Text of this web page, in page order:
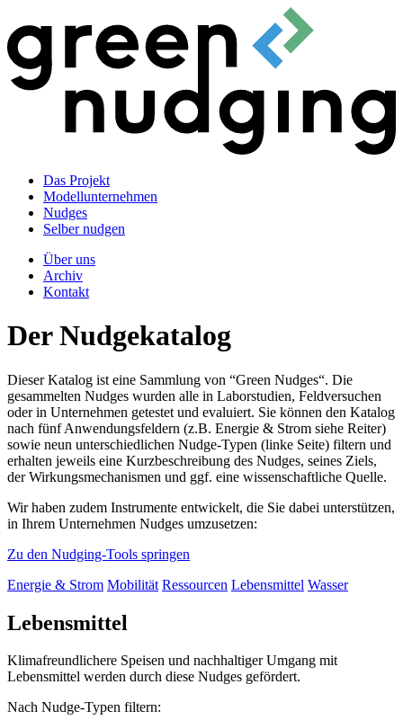
Das Projekt
Modellunternehmen
Nudges
Selber nudgen
Über uns
Archiv
Kontakt
Der Nudgekatalog
Dieser Katalog ist eine Sammlung von “Green Nudges“. Die
gesammelten Nudges wurden alle in Laborstudien, Feldversuchen
oder in Unternehmen getestet und evaluiert. Sie können den Katalog
nach fünf Anwendungsfeldern (z.B. Energie & Strom siehe Reiter)
sowie neun unterschiedlichen Nudge-Typen (linke Seite) filtern und
erhalten jeweils eine Kurzbeschreibung des Nudges, seines Ziels,
der Wirkungsmechanismen und ggf. eine wissenschaftliche Quelle.
Wir haben zudem Instrumente entwickelt, die Sie dabei unterstützen,
in Ihrem Unternehmen Nudges umzusetzen:
Zu den Nudging-Tools springen
Energie & Strom Mobilität Ressourcen Lebensmittel Wasser
Lebensmittel
Klimafreundlichere Speisen und nachhaltiger Umgang mit
Lebensmittel werden durch diese Nudges gefördert.
Nach Nudge-Typen filtern: